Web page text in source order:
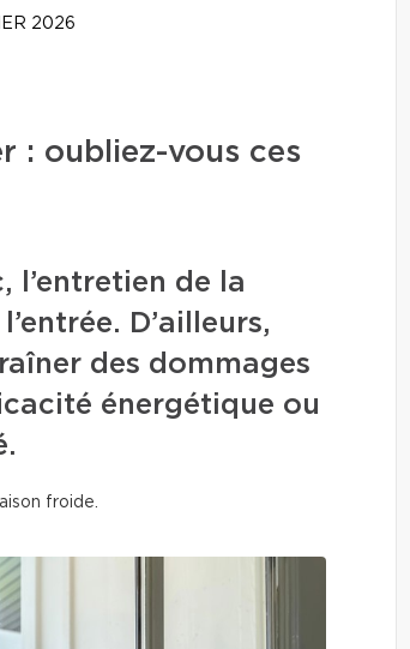
2026
: oubliez-vous ces
l’entretien de la
D’ailleurs,
des dommages
énergétique ou
froide.